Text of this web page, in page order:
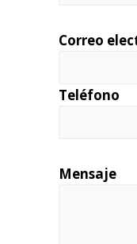
Correo
Teléfono
Mensaje